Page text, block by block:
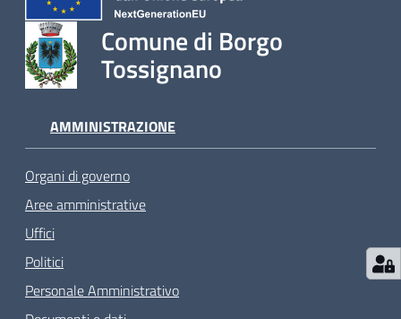
Comune di Borgo
Tossignano
AMMINISTRAZIONE
Organi di governo
Aree amministrative
Uffici
Politici
Personale Amministrativo